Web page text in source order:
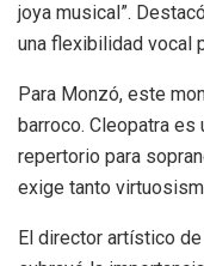
joya musical”.
una flexibilidad vocal
Para Monzó, este
barroco. Cleopatra
repertorio para
exige tanto
El director artístico